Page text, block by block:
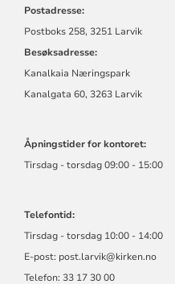
Postadresse:
Postboks 258, 3251 Larvik
Besøksadresse:
Kanalkaia Næringspark
Kanalgata 60, 3263 Larvik
Åpningstider for kontoret:
Tirsdag - torsdag 09:00 - 15:00
Telefontid:
Tirsdag - torsdag 10:00 - 14:00
E-post: post.larvik@kirken.no
Telefon: 33 17 30 00